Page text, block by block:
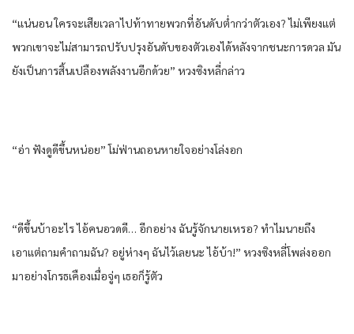
“แน่นอน ใครจะเสียเวลาไปท้าทายพวกที่อันดับต่ำกว่าตัวเอง? ไม่เพียงแต่
พวกเขาจะไม่สามารถปรับปรุงอันดับของตัวเองได้หลังจากชนะการดวล มัน
ยังเป็นการสิ้นเปลืองพลังงานอีกด้วย” หวงซิงหลี่กล่าว
“อ่า ฟังดูดีขึ้นหน่อย” โม่ฟ่านถอนหายใจอย่างโล่งอก
“ดีขึ้นบ้าอะไร ไอ้คนอวดดี… อีกอย่าง ฉันรู้จักนายเหรอ? ทำไมนายถึง
เอาแต่ถามคำถามฉัน? อยู่ห่างๆ ฉันไว้เลยนะ ไอ้บ้า!” หวงซิงหลี่โพล่งออก
มาอย่างโกรธเคืองเมื่อจู่ๆ เธอก็รู้ตัว